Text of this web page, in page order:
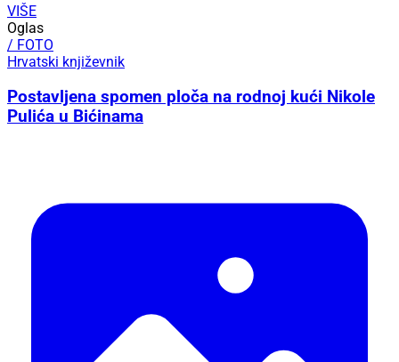
VIŠE
Oglas
/ FOTO
Hrvatski književnik
Postavljena spomen ploča na rodnoj kući Nikole
Pulića u Bićinama